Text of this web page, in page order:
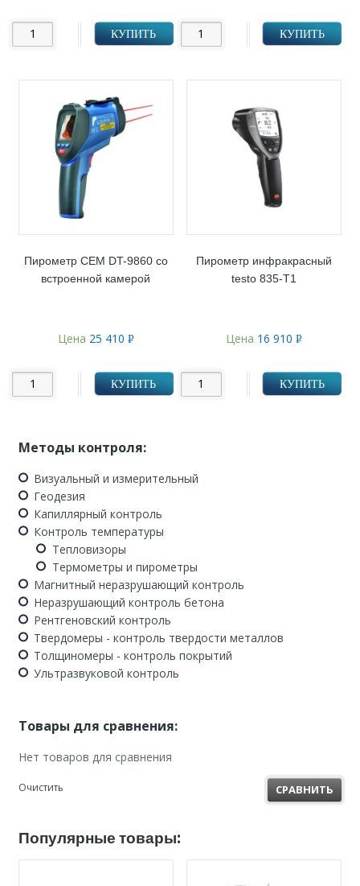
КУПИТЬ КУПИТЬ
Пирометр CEM DT-9860 со
встроенной камерой
Цена 25 410 Р
КУПИТЬ
Пирометр инфракрасный
testo 835-T1
Цена 16 910Р
КУПИТЬ
Методы контроля:
Визуальный и измерительный
Геодезия
Капиллярный контроль
Контроль температуры
Тепловизоры
Термометры и пирометры
Магнитный неразрушающий контроль
Неразрушающий контроль бетона
Рентгеновский контроль
Твердомеры - контроль твердости металлов
Толщиномеры - контроль покрытий
Ультразвуковой контроль
Товары для сравнения:
Нет товаров для сравнения
Очистить СРАВНИТЬ
Популярные товары: